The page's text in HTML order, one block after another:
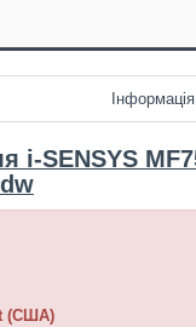
i-SENSYS
(США)